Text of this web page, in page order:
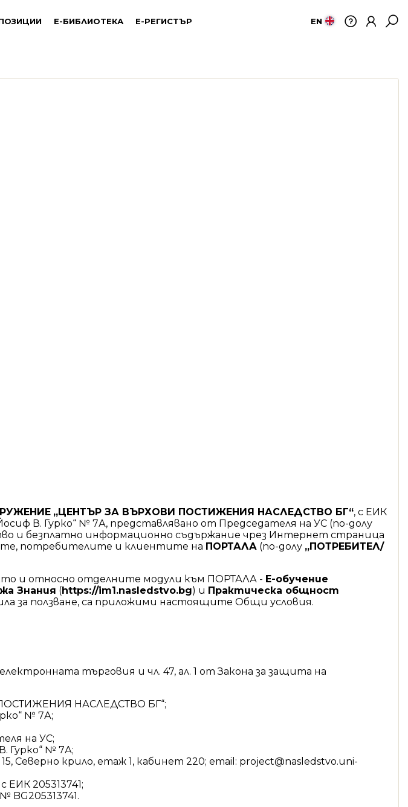
Е-БИБЛИОТЕКА Е-РЕГИСТЪР EN
„ЦЕНТЪР ЗА ВЪРХОВИ ПОСТИЖЕНИЯ НАСЛЕДСТВО БГ“, с ЕИК
В. Гурко“ № 7А, представлявано от Председателя на УС (по-долу
и безплатно информационно съдържание чрез Интернет страница
потребителите и клиентите на ПОРТАЛА (по-долу „ПОТРЕБИТЕЛ/
и относно отделните модули към ПОРТАЛА - Е-обучение
Знания (https://im1.nasledstvo.bg) и Практическа общност
за ползване, са приложими настоящите Общи условия.
търговия и чл. 47, ал. 1 от Закона за защита на
НАСЛЕДСТВО БГ“;
№ 7А;
на УС;
Гурко“ № 7А;
Северно крило, етаж 1, кабинет 220; email: project@nasledstvo.uni-
205313741;
BG205313741.